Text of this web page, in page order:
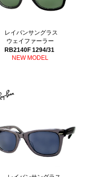
レイバンサングラス
ウェイファーラー
RB2140F 1294/31
NEW MODEL